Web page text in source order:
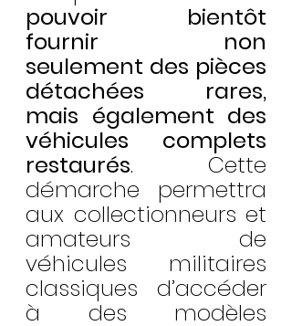
pouvoir bientôt
fournir non
seulement des pièces
détachées rares,
mais également des
véhicules complets
restaurés. Cette
démarche permettra
aux collectionneurs et
amateurs de
véhicules militaires
classiques d’accéder
à des modèles